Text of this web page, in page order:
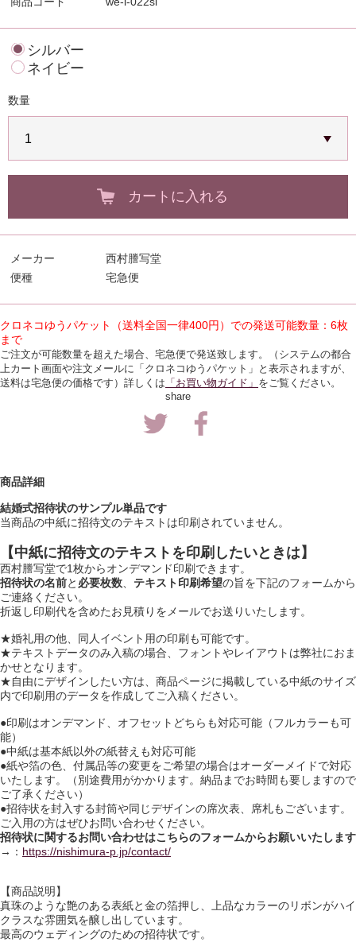
シルバー
ネイビー
数量
カートに入れる
メーカー
西村謄写堂
便種
宅急便
クロネコゆうパケット（送料全国一律400円） での発送可能数量：6枚
まで
ご注文が可能数量を超えた場合、宅急便で発送致します。（ システムの都合
上カート画面や注文メールに「クロネコゆうパケット」と表示されますが、
送料は宅急便の価格です） 詳しくは 「お買い物ガイド」 をご覧ください。
share
商品詳細
結婚式招待状のサンプル単品です
当商品の中紙に招待文のテキストは印刷されていません。
【中紙に招待文のテキストを印刷したいときは】
西村謄写堂で1枚からオンデマンド印刷できます。
招待状の名前と 必要枚数、 テキスト印刷希望の旨を下記のフォームから
ご連絡ください。
折返し印刷代を含めたお見積りをメールでお送りいたします。
★婚礼用の他、同人イベント用の印刷も可能です。
★テキストデータのみ入稿の場合、フォントやレイアウトは弊社におま
かせとなります。
★自由にデザインしたい方は、商品ページに掲載している中紙のサイズ
内で印刷用のデータを作成してご入稿ください。
●印刷はオンデマンド、オフセットどちらも対応可能（フルカラーも可
能）
●中紙は基本紙以外の紙替えも対応可能
●紙や箔の色、付属品等の変更をご希望の場合はオーダーメイドで対応
いたします。（別途費用がかかります。納品までお時間も要しますので
ご了承ください）
●招待状を封入する封筒や同じデザインの席次表、席札もございます。
ご入用の方はぜひお問い合わせください。
招待状に関するお問い合わせはこちらのフォームからお願いいたします
→ ： https://nishimura-p.jp/contact/
【商品説明】
真珠のような艶のある表紙と金の箔押し、上品なカラーのリボンがハイ
クラスな雰囲気を醸し出しています。
最高のウェディングのための招待状です。